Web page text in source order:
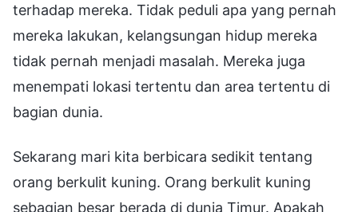
terhadap mereka. Tidak peduli apa yang pernah
mereka lakukan, kelangsungan hidup mereka
tidak pernah menjadi masalah. Mereka juga
menempati lokasi tertentu dan area tertentu di
bagian dunia.
Sekarang mari kita berbicara sedikit tentang
orang berkulit kuning. Orang berkulit kuning
sebagian besar berada di dunia Timur. Apakah